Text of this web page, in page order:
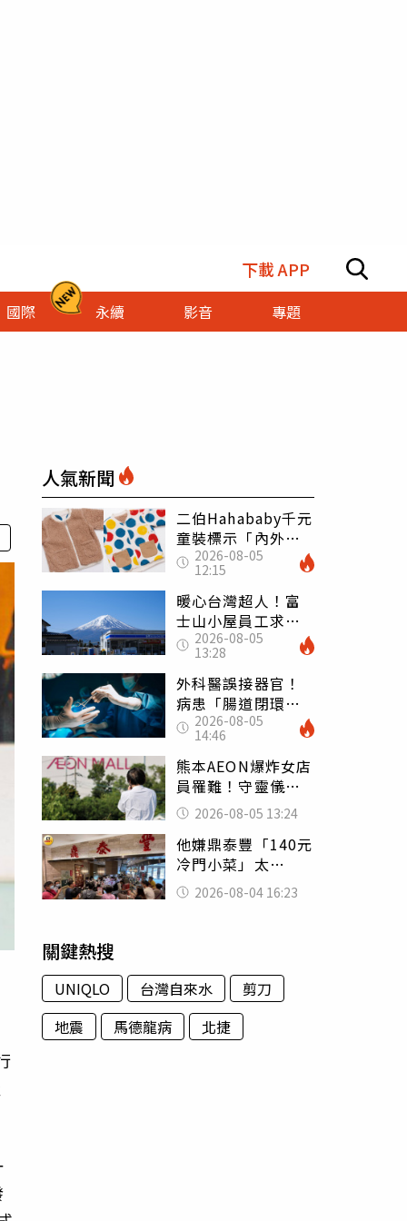
下載 APP
國際 永續 影音 專題
人氣新聞
二伯Hahababy千元
童裝標示「內外層
皆純棉」 SGS檢
測證明：內裡100%
聚酯纖維
2026-08-05
12:15
暖心台灣超人！富
士山小屋員工求助
「想活下去」 山
友狂背物資上山：
台灣真的是寶島
2026-08-05
13:28
外科醫誤接器官！
病患「腸道閉環」
無法排便險死 同
行看傻：糟糕至極
2026-08-05
14:46
熊本AEON爆炸女店
員罹難！守靈儀式
擺純白婚紗 「妻
已不在身邊」他淚
喊：無法想像
2026-08-05 13:24
他嫌鼎泰豐「140元
冷門小菜」太
貴！ 老饕卻狂推
神調味：自己做不
2026-08-04 16:23
關鍵熱搜
UNIQLO 台灣自來水
剪刀
地震
馬德龍病 北捷